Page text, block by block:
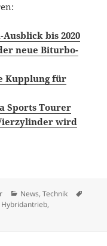
Ausblick bis 2020
neue Biturbo-
Kupplung für
Sports Tourer
wird
Kategorien
News,Technik
Hybridantrieb,